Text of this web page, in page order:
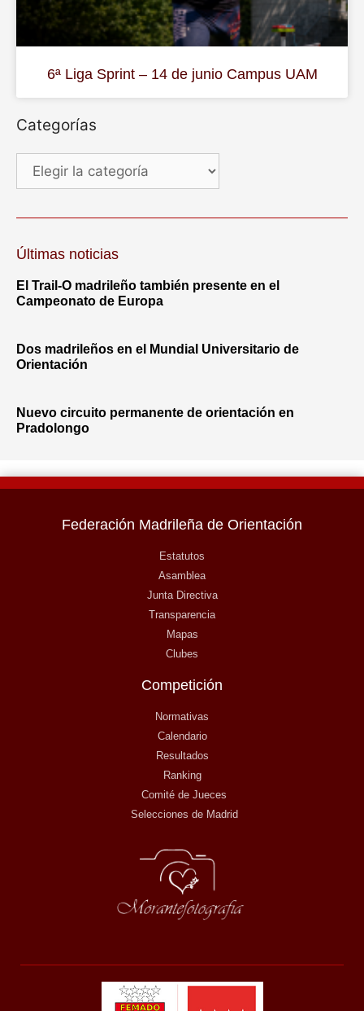
6ª Liga Sprint – 14 de junio Campus UAM
Categorías
Últimas noticias
El Trail-O madrileño también presente en el
Campeonato de Europa
Dos madrileños en el Mundial Universitario de
Orientación
Nuevo circuito permanente de orientación en
Pradolongo
Federación Madrileña de Orientación
Estatutos
Asamblea
Junta Directiva
Transparencia
Mapas
Clubes
Competición
Normativas
Calendario
Resultados
Ranking
Comité de Jueces
Selecciones de Madrid